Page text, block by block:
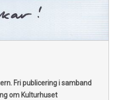
Fri publicering i samband
om Kulturhuset